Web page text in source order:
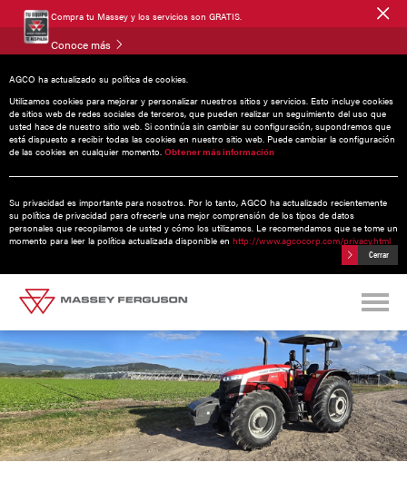
Compra tu Massey y los servicios son GRATIS.
Conoce más
AGCO ha actualizado su política de cookies.
Utilizamos cookies para mejorar y personalizar nuestros sitios y servicios. Esto incluye cookies
de sitios web de redes sociales de terceros, que pueden realizar un seguimiento del uso que
usted hace de nuestro sitio web. Si continúa sin cambiar su configuración, supondremos que
está dispuesto a recibir todas las cookies en nuestro sitio web. Puede cambiar la configuración
de las cookies en cualquier momento. Obtener más información
Su privacidad es importante para nosotros. Por lo tanto, AGCO ha actualizado recientemente
su política de privacidad para ofrecerle una mejor comprensión de los tipos de datos
personales que recopilamos de usted y cómo los utilizamos. Le recomendamos que se tome un
momento para leer la política actualizada disponible en http://www.agcocorp.com/privacy.html
Cerrar
MF 5M| 95 - 145 HP